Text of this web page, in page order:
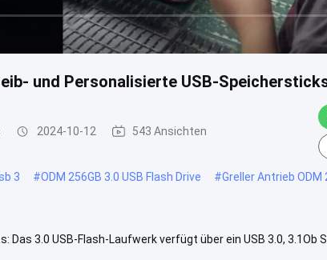
und Personalisierte USB-
2024-10-12 543 Ansichten
3 #ODM 256GB 3.0 USB Flash Drive #Greller Antrieb ODM
Das 3.0 USB-Flash-Laufwerk verfügt über ein USB 3.0, 3.1Ob